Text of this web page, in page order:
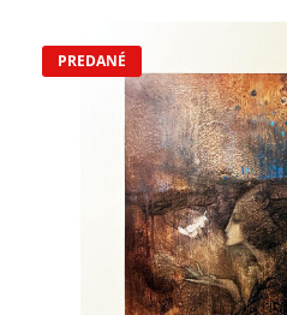
PREDANÉ